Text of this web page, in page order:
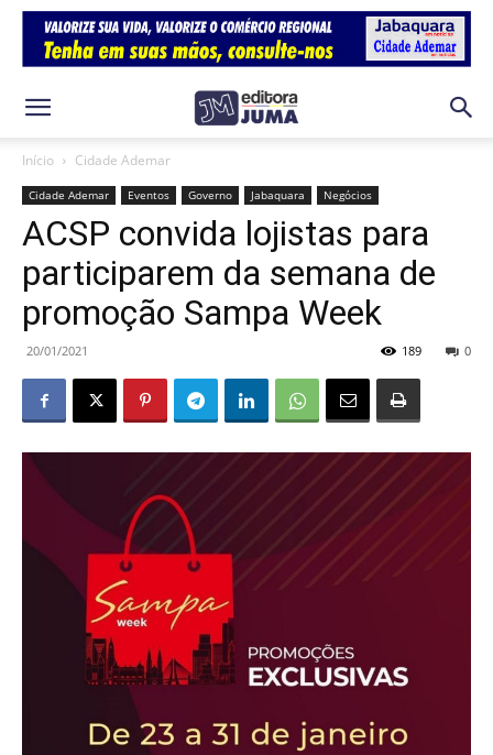
Início Cidade Ademar
Cidade Ademar Eventos Governo Jabaquara Negócios
ACSP convida lojistas para
participarem da semana de
promoção Sampa Week
20/01/2021 0
189